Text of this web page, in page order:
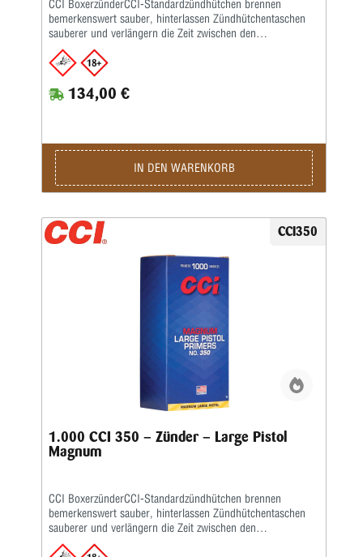
CCI BoxerzünderCCI-Standardzündhütchen brennen
bemerkenswert sauber, hinterlassen Zündhütchentaschen
sauberer und verlängern die Zeit zwischen den
Taschenreinigungen.Das ist ein großer Vorteil für
progressive Wiederlader.Sie sind empfindlicher und leichter
zu setzen als ältere CCI-Zündhütchen und für eine
reibungslose Zufuhr in automatisierten Geräten
ausgelegt.Sauber brennende Initiatormischung Größerer
Empfindlichkeit für „kritisches“ Laden.
134,00 €
IN DEN WARENKORB
CCI350
1.000 CCI 350 – Zünder – Large Pistol
Magnum
CCI BoxerzünderCCI-Standardzündhütchen brennen
bemerkenswert sauber, hinterlassen Zündhütchentaschen
sauberer und verlängern die Zeit zwischen den
Taschenreinigungen.Das ist ein großer Vorteil für